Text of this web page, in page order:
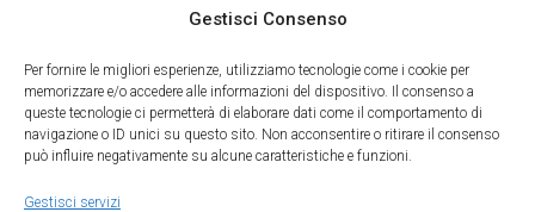
Gestisci Consenso
Per fornire le migliori esperienze, utilizziamo tecnologie come i cookie per
memorizzare e/o accedere alle informazioni del dispositivo. Il consenso a
queste tecnologie ci permetterà di elaborare dati come il comportamento di
navigazione o ID unici su questo sito. Non acconsentire o ritirare il consenso
può influire negativamente su alcune caratteristiche e funzioni.
Gestisci servizi